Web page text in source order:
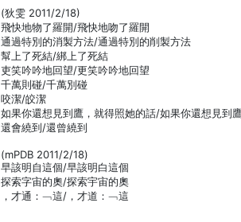
(狄雯 2011/2/18)
飛快地物了羅開/飛快地吻了羅開
通過特別的消製方法/通過特別的削製方法
幫上了死結/綁上了死結
吏笑吟吟地回望/更笑吟吟地回望
千萬則碰/千萬別碰
咬潔/皎潔
如果你還想見到鷹，就得照她的話/如果你還想見到
還會繞到/還曾繞到
(mPDB 2011/2/18)
早該明自這個/早該明白這個
探索字宙的奧/探索宇宙的奧
，才通：﹁這/，才道：﹁這